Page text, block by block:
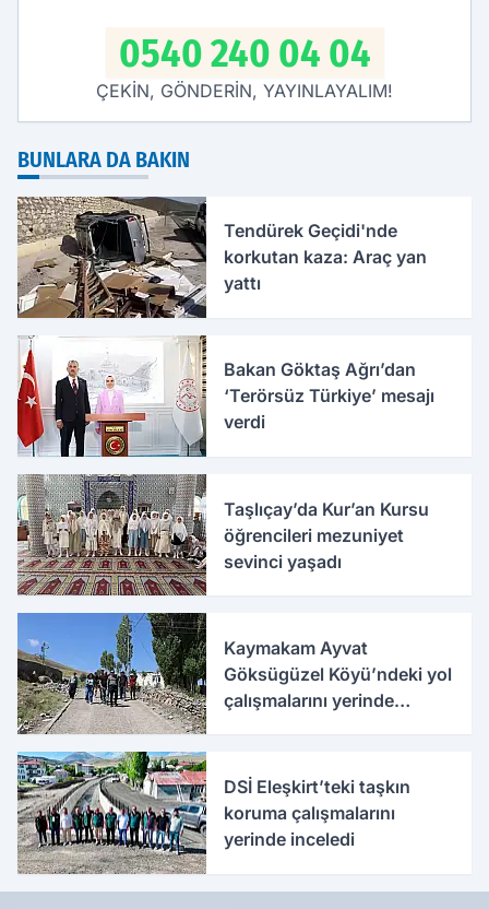
0540 240 04 04
ÇEKİN, GÖNDERİN, YAYINLAYALIM!
BUNLARA DA BAKIN
Tendürek Geçidi'nde
korkutan kaza: Araç yan
yattı
Bakan Göktaş Ağrı’dan
‘Terörsüz Türkiye’ mesajı
verdi
Taşlıçay’da Kur’an Kursu
öğrencileri mezuniyet
sevinci yaşadı
Kaymakam Ayvat
Göksügüzel Köyü’ndeki yol
çalışmalarını yerinde
DSİ Eleşkirt’teki taşkın
koruma çalışmalarını
yerinde inceledi